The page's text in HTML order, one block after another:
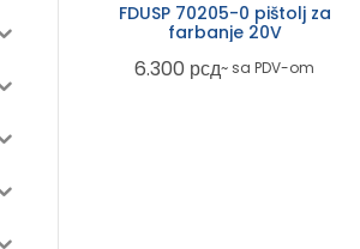
FDUSP 70205-0 pištolj za
farbanje 20V
6.300 рсд~ sa PDV-om